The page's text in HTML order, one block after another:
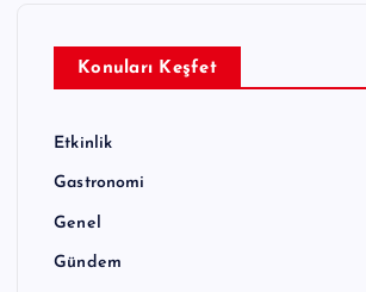
Konuları Keşfet
Etkinlik
Gastronomi
Genel
Gündem